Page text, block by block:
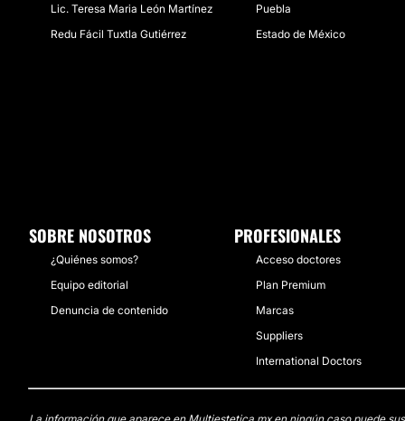
Lic. Teresa Maria León Martínez
Redu Fácil Tuxtla Gutiérrez
Puebla
Estado de México
SOBRE NOSOTROS
¿Quiénes somos?
Equipo editorial
Denuncia de contenido
PROFESIONALES
Acceso doctores
Plan Premium
Marcas
Suppliers
International Doctors
La información que aparece en Multiestetica.mx en ningún caso puede